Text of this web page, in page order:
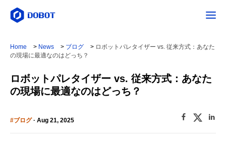
Home > News > ブログ > ロボットパレタイザー vs. 従来方式：あなた
の現場に最適なのはどっち？
ロボットパレタイザー vs. 従来方式：あなた
の現場に最適なのはどっち？
#ブログ· Aug 21, 2025